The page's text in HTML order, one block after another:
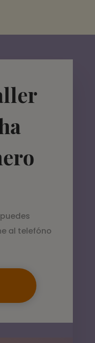
al telefóno